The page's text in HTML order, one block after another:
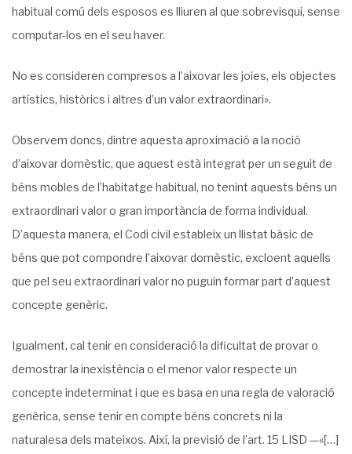
habitual comú dels esposos es lliuren al que sobrevisqui, sense
computar-los en el seu haver.
No es consideren compresos a l’aixovar les joies, els objectes
artístics, històrics i altres d’un valor extraordinari».
Observem doncs, dintre aquesta aproximació a la noció
d’aixovar domèstic, que aquest està integrat per un seguit de
béns mobles de l’habitatge habitual, no tenint aquests béns un
extraordinari valor o gran importància de forma individual.
D’aquesta manera, el Codi civil estableix un llistat bàsic de
béns que pot compondre l’aixovar domèstic, excloent aquells
que pel seu extraordinari valor no puguin formar part d’aquest
concepte genèric.
Igualment, cal tenir en consideració la dificultat de provar o
demostrar la inexistència o el menor valor respecte un
concepte indeterminat i que es basa en una regla de valoració
genèrica, sense tenir en compte béns concrets ni la
naturalesa dels mateixos. Així, la previsió de l’art. 15 LISD —«[…]